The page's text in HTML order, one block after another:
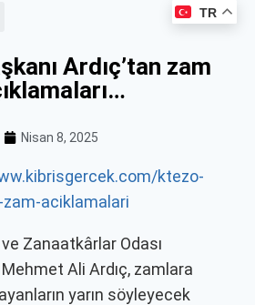
Ardıç’tan zam
Nisan 8, 2025
ktezo-
aciklamalari
Zanaatkârlar Odası
Ali Ardıç, zamlara
yarın söyleyecek
TR